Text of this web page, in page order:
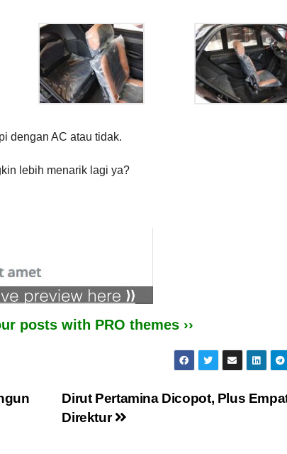
dengan AC atau tidak.
lebih menarik lagi ya?
posts with PRO themes ››
Dirut Pertamina Dicopot, Plus
Direktur